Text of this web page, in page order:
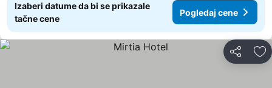
Izaberi datume da bi se prikazale
tačne cene
Pogledaj cene
Deli